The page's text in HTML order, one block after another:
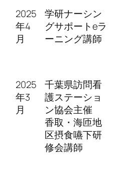
2025
年4
月
学研ナーシン
グサポートeラ
ーニング講師
2025
年3
月
千葉県訪問看
護ステーショ
ン協会主催
香取・海匝地
区摂食嚥下研
修会講師